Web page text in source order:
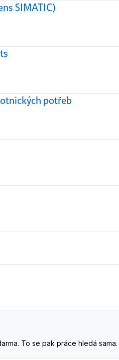
SIMATIC)
potřeb
To se pak práce hledá sama.